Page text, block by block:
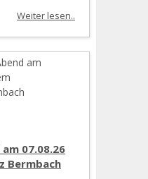
Weiter lesen..
07.08.26
Bermbach